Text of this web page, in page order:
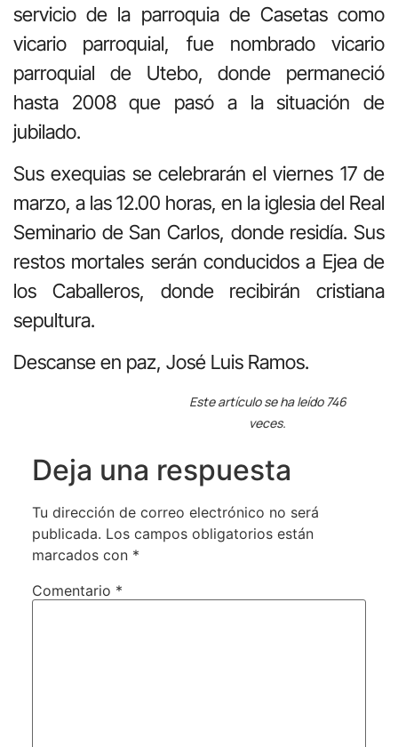
servicio de la parroquia de Casetas como
vicario parroquial, fue nombrado vicario
parroquial de Utebo, donde permaneció
hasta 2008 que pasó a la situación de
jubilado.
Sus exequias se celebrarán el viernes 17 de
marzo, a las 12.00 horas, en la iglesia del Real
Seminario de San Carlos, donde residía. Sus
restos mortales serán conducidos a Ejea de
los Caballeros, donde recibirán cristiana
sepultura.
Descanse en paz, José Luis Ramos.
Este artículo se ha leído 746
veces.
Deja una respuesta
Tu dirección de correo electrónico no será
publicada. Los campos obligatorios están
marcados con *
Comentario *